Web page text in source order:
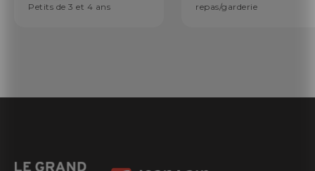
Petits de 3 et 4 ans
repas/garderie